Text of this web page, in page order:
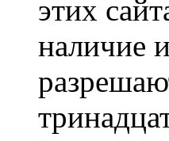
этих
наличие